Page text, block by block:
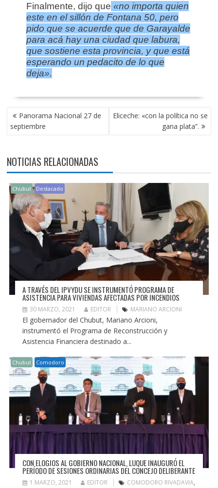
Finalmente, dijo que «no importa quien
este en el sillón de Fontana 50, pero
pido que se acuerde que de Garayalde
para acá hay una ciudad que labura,
que sostiene esta provincia, y que está
esperando un pedacito de lo que
deja».
NAVEGACIÓN
DE
ENTRADAS
Panorama Nacional 27 de
septiembre
Eliceche: «con la política no se
gana plata”.
NOTICIAS RELACIONADAS
Chubut Destacado
A TRAVÉS DEL IPVYDU SE INSTRUMENTÓ PROGRAMA DE
ASISTENCIA PARA VIVIENDAS AFECTADAS POR INCENDIOS
30 MARZO, 2021 EDITOR MARIANO ARCIONI
El gobernador del Chubut, Mariano Arcioni,
instrumentó el Programa de Reconstrucción y
Asistencia Financiera destinado a...
Chubut Comodoro
CON ELOGIOS AL GOBIERNO NACIONAL, LUQUE INAUGURÓ EL
PERÍODO DE SESIONES ORDINARIAS DEL CONCEJO DELIBERANTE
1 MARZO, 2021 EDITOR COMODORO RIVADAVIA,